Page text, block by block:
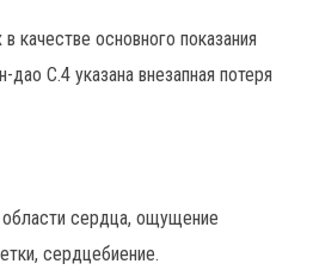
качестве основного показания
С.4 указана внезапная потеря
сердца, ощущение
сердцебиение.